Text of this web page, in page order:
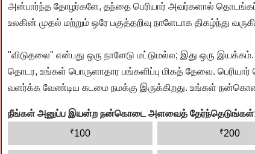
அன்பார்ந்த தோழர்களே, தந்தை பெரியார் அவர்களால்
உலகின் முதல் மற்றும் ஒரே பகுத்தறிவு நாளேடாக திகழ்ந்து
"விடுதலை" என்பது ஒரு நாளேடு மட்டுமல்ல; இது ஒரு
தொடர, உங்கள் பொருளாதார பங்களிப்பு மிகத் தேவை.
வளர்க்க வேண்டிய கடமை நமக்கு இருக்கிறது. உங்கள்
நீங்கள் அனுப்ப இயன்ற நன்கொடை அளவைத்
₹100 ₹200